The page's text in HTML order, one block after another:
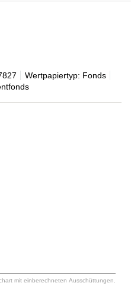
Wertpapiertyp: Fonds
mit einberechneten Ausschüttungen.